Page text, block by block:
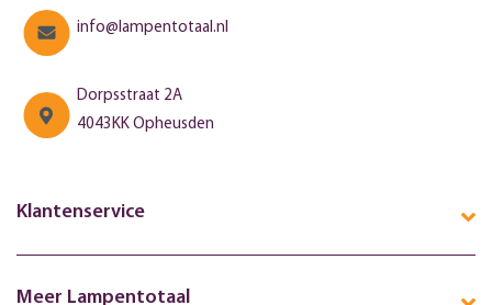
info@lampentotaal.nl
Dorpsstraat 2A
4043KK Opheusden
Klantenservice
Meer Lampentotaal